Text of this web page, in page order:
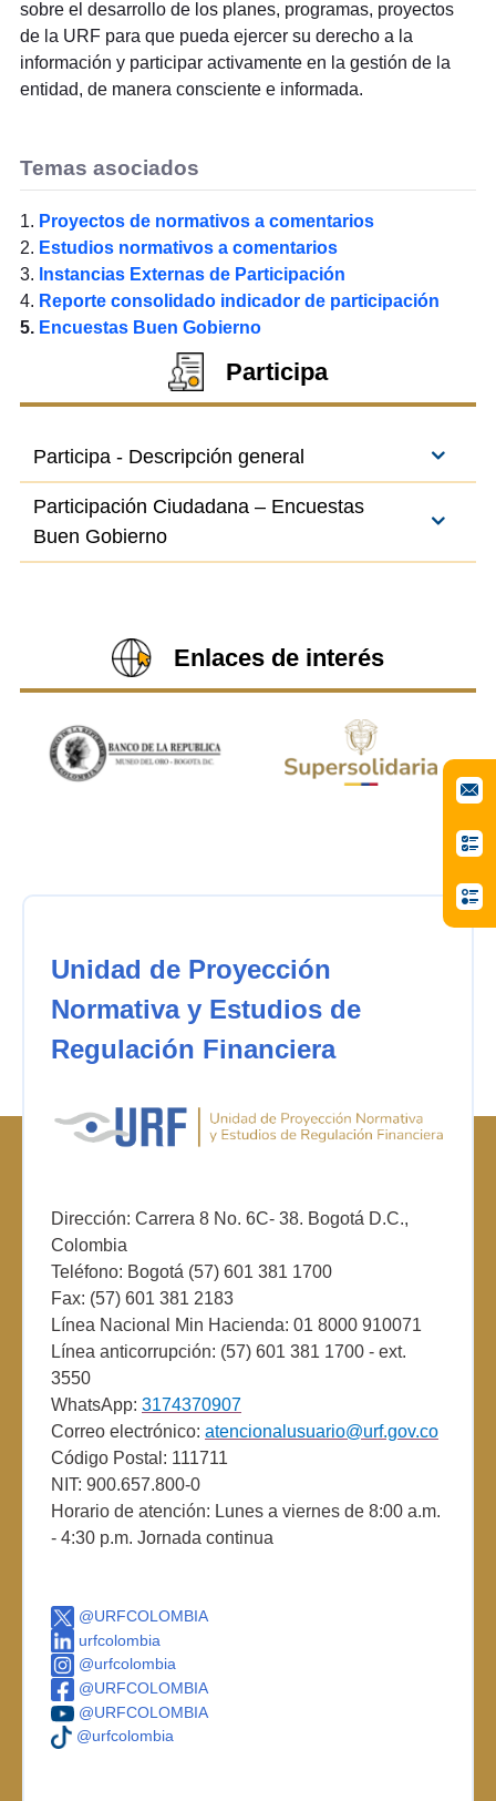
sobre el desarrollo de los planes, programas, proyectos
de la URF para que pueda ejercer su derecho a la
información y participar activamente en la gestión de la
entidad, de manera consciente e informada.
Temas asociados
1. Proyectos de normativos a comentarios
2. Estudios normativos a comentarios
3. lnstancias Externas de Participación
4. Reporte consolidado indicador de participación
5. Encuestas Buen Gobierno
Participa
Participa - Descripción general
Participación Ciudadana – Encuestas
Buen Gobierno
Enlaces de interés
Unidad de Proyección
Normativa y Estudios de
Regulación Financiera
Dirección: Carrera 8 No. 6C- 38. Bogotá D.C.,
Colombia
Teléfono: Bogotá (57) 601 381 1700
Fax: (57) 601 381 2183
Línea Nacional Min Hacienda: 01 8000 910071
Línea anticorrupción: (57) 601 381 1700 - ext.
3550
WhatsApp: 3174370907
Correo electrónico: atencionalusuario@urf.gov.co
Código Postal: 111711
NIT: 900.657.800-0
Horario de atención: Lunes a viernes de 8:00 a.m.
- 4:30 p.m. Jornada continua
@URFCOLOMBIA
urfcolombia
@urfcolombia
@URFCOLOMBIA
@URFCOLOMBIA
@urfcolombia